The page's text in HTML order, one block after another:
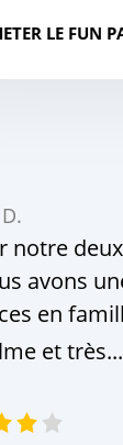
LE FUN
notre
avons
en
et très...